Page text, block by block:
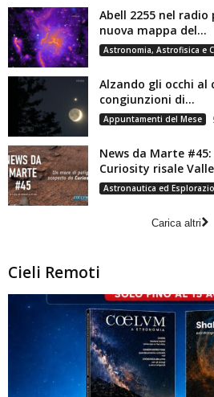
Abell 2255 nel
nuova mappa del...
Astronomia, Astrofisica e
Alzando gli occhi al
congiunzioni di...
Appuntamenti del Mese
News da Marte
Curiosity risale
Astronautica ed
Carica altri
Cieli Remoti